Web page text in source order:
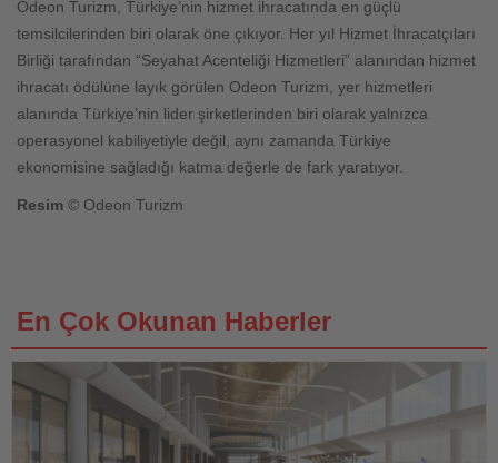
Odeon Turizm, Türkiye’nin hizmet ihracatında en güçlü
temsilcilerinden biri olarak öne çıkıyor. Her yıl Hizmet İhracatçıları
Birliği tarafından “Seyahat Acenteliği Hizmetleri” alanından hizmet
ihracatı ödülüne layık görülen Odeon Turizm, yer hizmetleri
alanında Türkiye’nin lider şirketlerinden biri olarak yalnızca
operasyonel kabiliyetiyle değil, aynı zamanda Türkiye
ekonomisine sağladığı katma değerle de fark yaratıyor.
Resim © Odeon Turizm
En Çok Okunan Haberler